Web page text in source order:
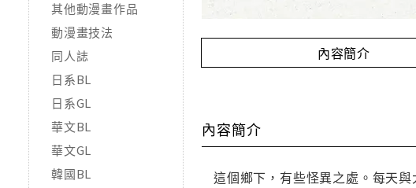
其他動漫畫作品
動漫畫技法
同人誌
日系BL
日系GL
華文BL
華文GL
韓國BL
內容簡介
內容簡介
這個鄉下，有些怪異之處。每天